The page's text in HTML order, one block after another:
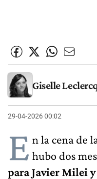
Giselle
29-04-2026 00:02
E n la cena de
hubo dos
para Javier Milei